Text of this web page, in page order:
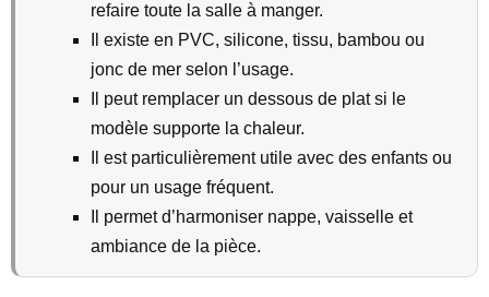
refaire toute la salle à manger.
Il existe en PVC, silicone, tissu, bambou ou
jonc de mer selon l’usage.
Il peut remplacer un dessous de plat si le
modèle supporte la chaleur.
Il est particulièrement utile avec des enfants ou
pour un usage fréquent.
Il permet d’harmoniser nappe, vaisselle et
ambiance de la pièce.